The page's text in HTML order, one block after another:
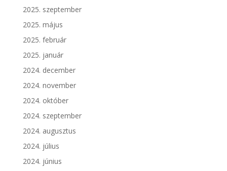
2025. szeptember
2025. május
2025. február
2025. január
2024. december
2024. november
2024. október
2024. szeptember
2024. augusztus
2024. július
2024. június